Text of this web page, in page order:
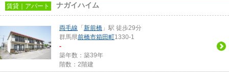
賃貸｜アパート ナガイハイム
両毛線 「 新前橋 」駅 徒歩29分
群馬県前橋市箱田町1330-1
-
築年数：築39年
階数：2階建